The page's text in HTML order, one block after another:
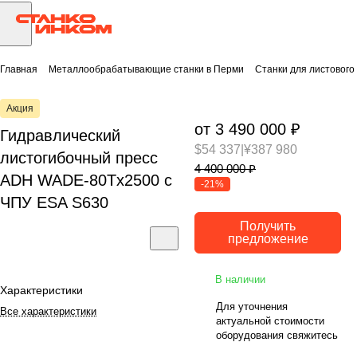
Главная Металлообрабатывающие станки в Перми Станки для
Акция
Гидравлический
листогибочный пресс
ADH WADE-80Tx2500 с
ЧПУ ESA S630
Характеристики
Все характеристики
от 3 490 000 ₽
$54 337 ¥387 980
4 400 000 ₽
-21%
Получить
предложение
В наличии
Для уточнения
актуальной стоимости
оборудования свяжитесь